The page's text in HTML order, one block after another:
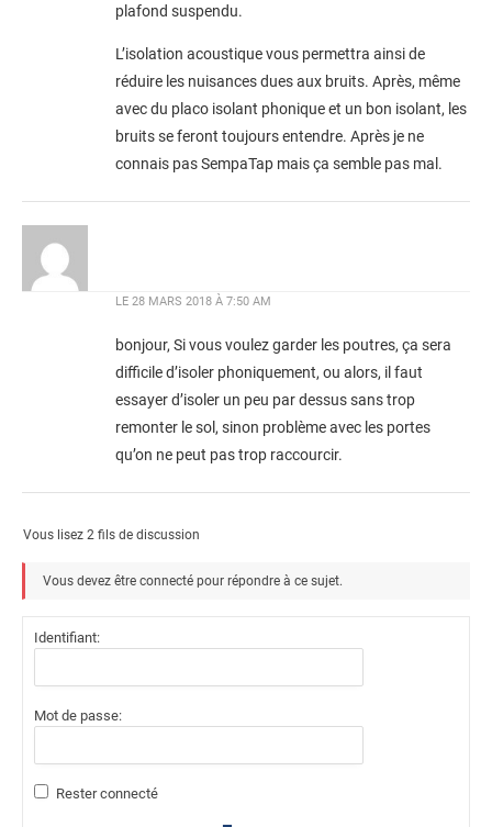
plafond suspendu.
L’isolation acoustique vous permettra ainsi de
réduire les nuisances dues aux bruits. Après, même
avec du placo isolant phonique et un bon isolant, les
bruits se feront toujours entendre. Après je ne
connais pas SempaTap mais ça semble pas mal.
LE 28 MARS 2018 À 7:50 AM
bonjour, Si vous voulez garder les poutres, ça sera
difficile d’isoler phoniquement, ou alors, il faut
essayer d’isoler un peu par dessus sans trop
remonter le sol, sinon problème avec les portes
qu’on ne peut pas trop raccourcir.
Vous lisez 2 fils de discussion
Vous devez être connecté pour répondre à ce sujet.
Identifiant:
Mot de passe:
Rester connecté